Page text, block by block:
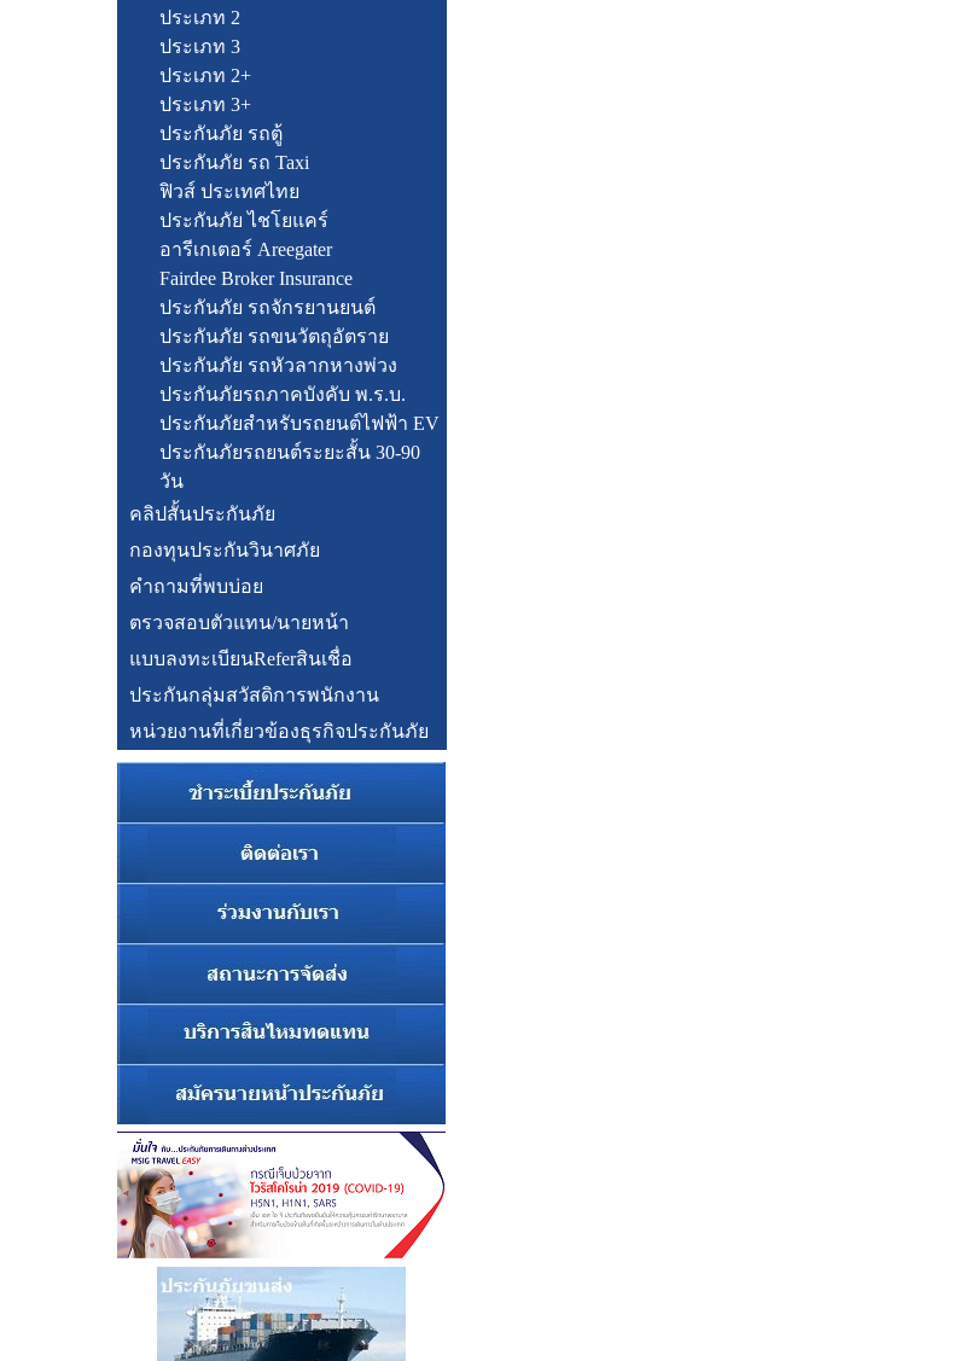
ประเภท 2
ประเภท 3
ประเภท 2+
ประเภท 3+
ประกันภัย รถตู้
ประกันภัย รถ Taxi
ฟิวส์ ประเทศไทย
ประกันภัย ไชโยแคร์
อารีเกเตอร์ Areegater
Fairdee Broker Insurance
ประกันภัย รถจักรยานยนต์
ประกันภัย รถขนวัตถุอัตราย
ประกันภัย รถหัวลากหางพ่วง
ประกันภัยรถภาคบังคับ พ.ร.บ.
ประกันภัยสำหรับรถยนต์ไฟฟ้า EV
ประกันภัยรถยนต์ระยะสั้น 30-90
วัน
คลิปสั้นประกันภัย
กองทุนประกันวินาศภัย
คำถามที่พบบ่อย
ตรวจสอบตัวแทน/นายหน้า
แบบลงทะเบียนReferสินเชื่อ
ประกันกลุ่มสวัสดิการพนักงาน
หน่วยงานที่เกี่ยวข้องธุรกิจประกันภัย